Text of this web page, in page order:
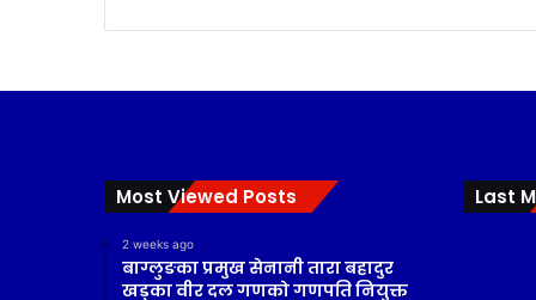
Most Viewed Posts
2 weeks ago
बाग्लुङका प्रमुख सेनानी तारा बहादुर
खड्का वीर दल गणको गणपति नियुक्त
Last